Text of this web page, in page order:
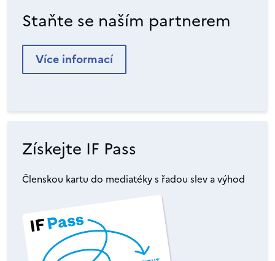
Staňte se naším partnerem
Více informací
Získejte IF Pass
Členskou kartu do mediatéky s řadou slev a výhod